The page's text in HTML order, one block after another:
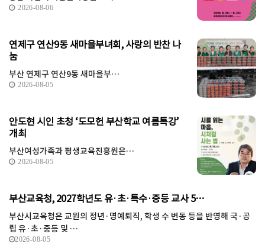
2026-08-06
연제구 연산9동 새마을부녀회, 사랑의 반찬 나
눔
부산 연제구 연산9동 새마을부…
2026-08-05
안도현 시인 초청 ‘도모헌 부산학교 여름특강’
개최
부산여성가족과 평생교육진흥원은…
2026-08-05
부산교육청, 2027학년도 유·초·특수·중등 교사 5…
부산시교육청은 교원의 정년·명예퇴직, 학생 수 변동 등을 반영해 국·공
립 유·초·중등 및 …
2026-08-05